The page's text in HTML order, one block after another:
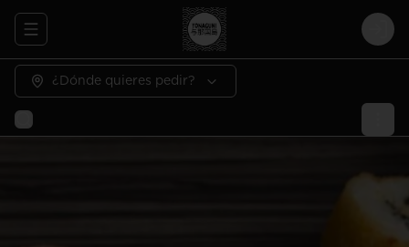
Abrir menu de navegación
¿Dónde quieres pedir?